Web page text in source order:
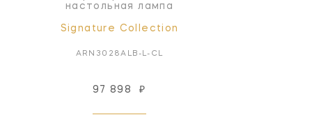
настольная лампа
Signature Collection
ARN3028ALB-L-CL
97 898 ₽